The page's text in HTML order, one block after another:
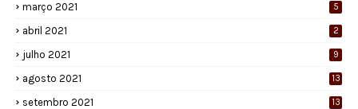
março 2021 5
abril 2021 2
julho 2021 9
agosto 2021 13
setembro 2021 13